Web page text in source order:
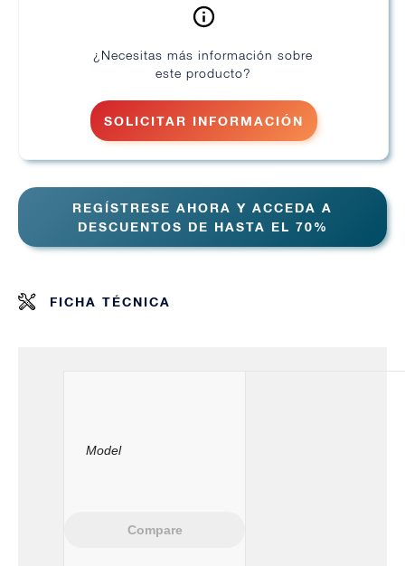
¿Necesitas más información sobre
este producto?
SOLICITAR INFORMACIÓN
REGÍSTRESE AHORA Y ACCEDA A
DESCUENTOS DE HASTA EL 70%
FICHA TÉCNICA
Model
Compare